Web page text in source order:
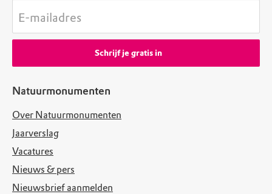
Natuurmonumenten
Over Natuurmonumenten
Jaarverslag
Vacatures
Nieuws & pers
Nieuwsbrief aanmelden
E-mailadres
Schrijf je gratis in